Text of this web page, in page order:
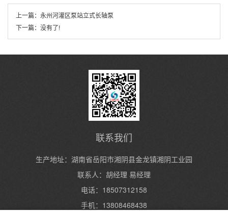
上一篇： 永州河灌区泵站立式长轴泵
下一篇： 没有了!
联系我们
生产地址：湖南省岳阳市湘阴县金龙镇湘阴工业园
联系人：胡经理 易经理
电话：18507312158
手机：13808468438